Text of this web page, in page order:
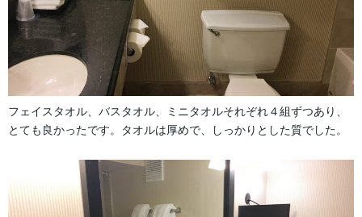
フェイスタオル、バスタオル、ミニタオルそれぞれ４組ずつあり、
とても良かったです。タオルは厚めで、しっかりとした質でした。